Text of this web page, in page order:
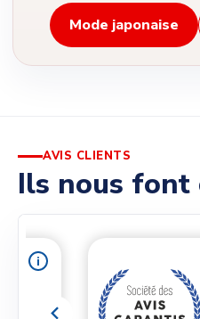
Mode japonaise
AVIS CLIENTS
Ils nous font